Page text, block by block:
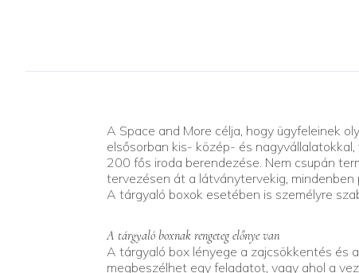
A Space and More célja, hogy ügyfeleinek
elsősorban kis- közép- és
200 fős iroda berendezése. Nem csupán
tervezésen át a látványtervekig, mindenben
A tárgyaló boxok esetében is személyre
A tárgyaló boxnak rengeteg előnye van
A tárgyaló box lényege a zajcsökkentés és
megbeszélhet egy feladatot, vagy ahol a